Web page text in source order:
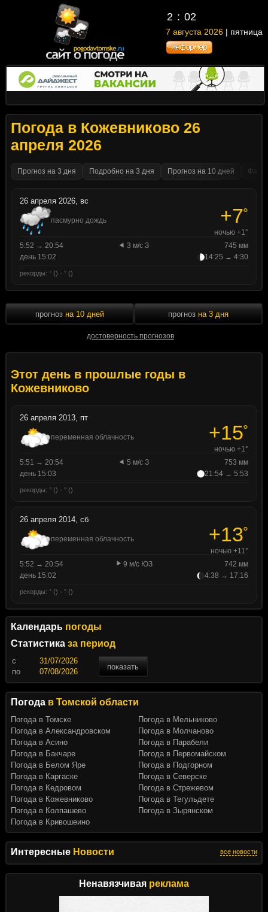
2 : 02
7 августа 2026 | пятница
Интересные Новости все новости
Ненавязчивая реклама
Погода в Кожевниково 26
апреля 2026
Прогноз на 3 дня Подробно на 3 дня Прогноз на 10 дней
26 апреля 2026, вс
пасмурно дождь +7°
ночью +1°
5:52 → 20:54
3 м/с З
745 мм
день 15:02
14:25 → 4:30
рекорды: ° () · ° ()
прогноз на 10 дней
достоверность прогнозов
прогноз на 3 дня
Этот день в прошлые годы в
Кожевниково
26 апреля 2013, пт
переменная облачность +15°
ночью +1°
5:51 → 20:54
5 м/с З
753 мм
день 15:03
21:54 → 5:53
рекорды: ° () · ° ()
26 апреля 2014, сб
переменная облачность +13°
ночью +11°
5:52 → 20:54
9 м/с ЮЗ
742 мм
день 15:02
4:38 → 17:16
рекорды: ° () · ° ()
Календарь погоды
Статистика за период
c
показать
по
Погода в Томской области
Погода в Томске
Погода в Александровском
Погода в Асино
Погода в Бакчаре
Погода в Белом Яре
Погода в Каргаске
Погода в Кедровом
Погода в Кожевниково
Погода в Колпашево
Погода в Кривошеино
Погода в Мельниково
Погода в Молчаново
Погода в Парабели
Погода в Первомайском
Погода в Подгорном
Погода в Северске
Погода в Стрежевом
Погода в Тегульдете
Погода в Зырянском